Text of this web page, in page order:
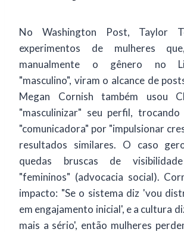
No Washington Post, Taylor
experimentos de mulheres
manualmente o gênero no
"masculino", viram o alcance de
Megan Cornish também usou
"masculinizar" seu perfil,
"comunicadora" por "impulsionar
resultados similares. O caso
quedas bruscas de
"femininos" (advocacia social).
impacto: "Se o sistema diz 'vou
em engajamento inicial', e a cultura
mais a sério', então mulheres